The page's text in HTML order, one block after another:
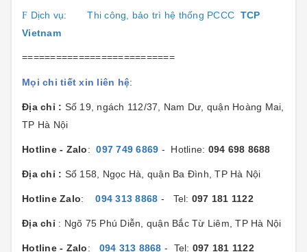
F Dịch vụ:Thi công, bảo trì hệ thống PCCC TCP
Vietnam
===========================
Mọi chi tiết xin liên hệ:
Địa chỉ : Số 19, ngách 112/37, Nam Dư, quận Hoàng Mai,
TP Hà Nội
Hotline - Zalo:097 749 6869 - Hotline: 094 698 8688
Địa chỉ : Số 158, Ngọc Hà, quận Ba Đình, TP Hà Nội
Hotline Zalo:094 313 8868 - Tel: 097 181 1122
Địa chỉ : Ngõ 75 Phú Diễn, quận Bắc Từ Liêm, TP Hà Nội
Hotline - Zalo: 094 313 8868 - Tel: 097 181 1122